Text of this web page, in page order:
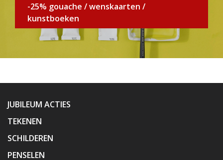
-25% gouache / wenskaarten /
kunstboeken
JUBILEUM ACTIES
TEKENEN
SCHILDEREN
PENSELEN